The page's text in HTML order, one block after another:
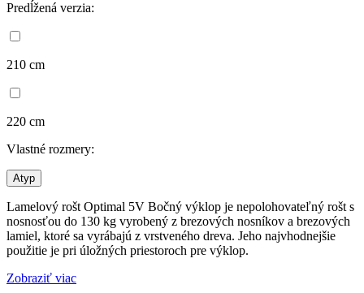
Predĺžená verzia:
210 cm
220 cm
Vlastné rozmery:
Atyp
Lamelový rošt Optimal 5V Bočný výklop je nepolohovateľný rošt s
nosnosťou do 130 kg vyrobený z brezových nosníkov a brezových
lamiel, ktoré sa vyrábajú z vrstveného dreva. Jeho najvhodnejšie
použitie je pri úložných priestoroch pre výklop.
Zobraziť viac